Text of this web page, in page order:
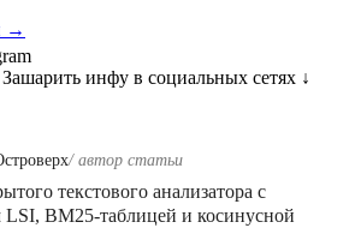
→
инфу в социальных сетях ↓
/ автор cтатьи
текстового анализатора с
LSI, BM25-таблицей и косинусной